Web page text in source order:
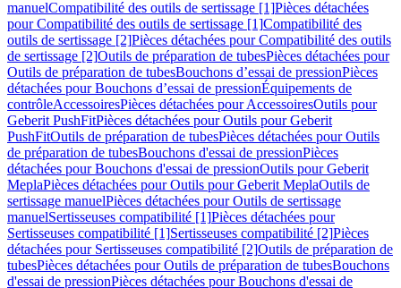
manuelCompatibilité des outils de sertissage [1]Pièces détachées
pour Compatibilité des outils de sertissage [1]Compatibilité des
outils de sertissage [2]Pièces détachées pour Compatibilité des outils
de sertissage [2]Outils de préparation de tubesPièces détachées pour
Outils de préparation de tubesBouchons d’essai de pressionPièces
détachées pour Bouchons d’essai de pressionÉquipements de
contrôleAccessoiresPièces détachées pour AccessoiresOutils pour
Geberit PushFitPièces détachées pour Outils pour Geberit
PushFitOutils de préparation de tubesPièces détachées pour Outils
de préparation de tubesBouchons d'essai de pressionPièces
détachées pour Bouchons d'essai de pressionOutils pour Geberit
MeplaPièces détachées pour Outils pour Geberit MeplaOutils de
sertissage manuelPièces détachées pour Outils de sertissage
manuelSertisseuses compatibilité [1]Pièces détachées pour
Sertisseuses compatibilité [1]Sertisseuses compatibilité [2]Pièces
détachées pour Sertisseuses compatibilité [2]Outils de préparation de
tubesPièces détachées pour Outils de préparation de tubesBouchons
d'essai de pressionPièces détachées pour Bouchons d'essai de